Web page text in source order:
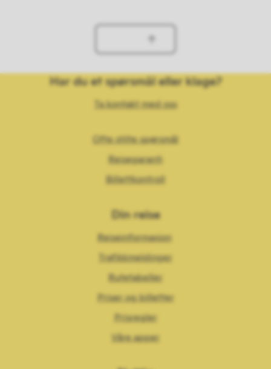
Har du et spørsmål eller klage?
Ta kontakt med oss
Ofte stilte spørsmål
Reisegaranti
Billettkontroll
Din reise
Reiseinformasjon
Trafikkmeldinger
Rutetabeller
Priser og billetter
Prisregler
Våre apper